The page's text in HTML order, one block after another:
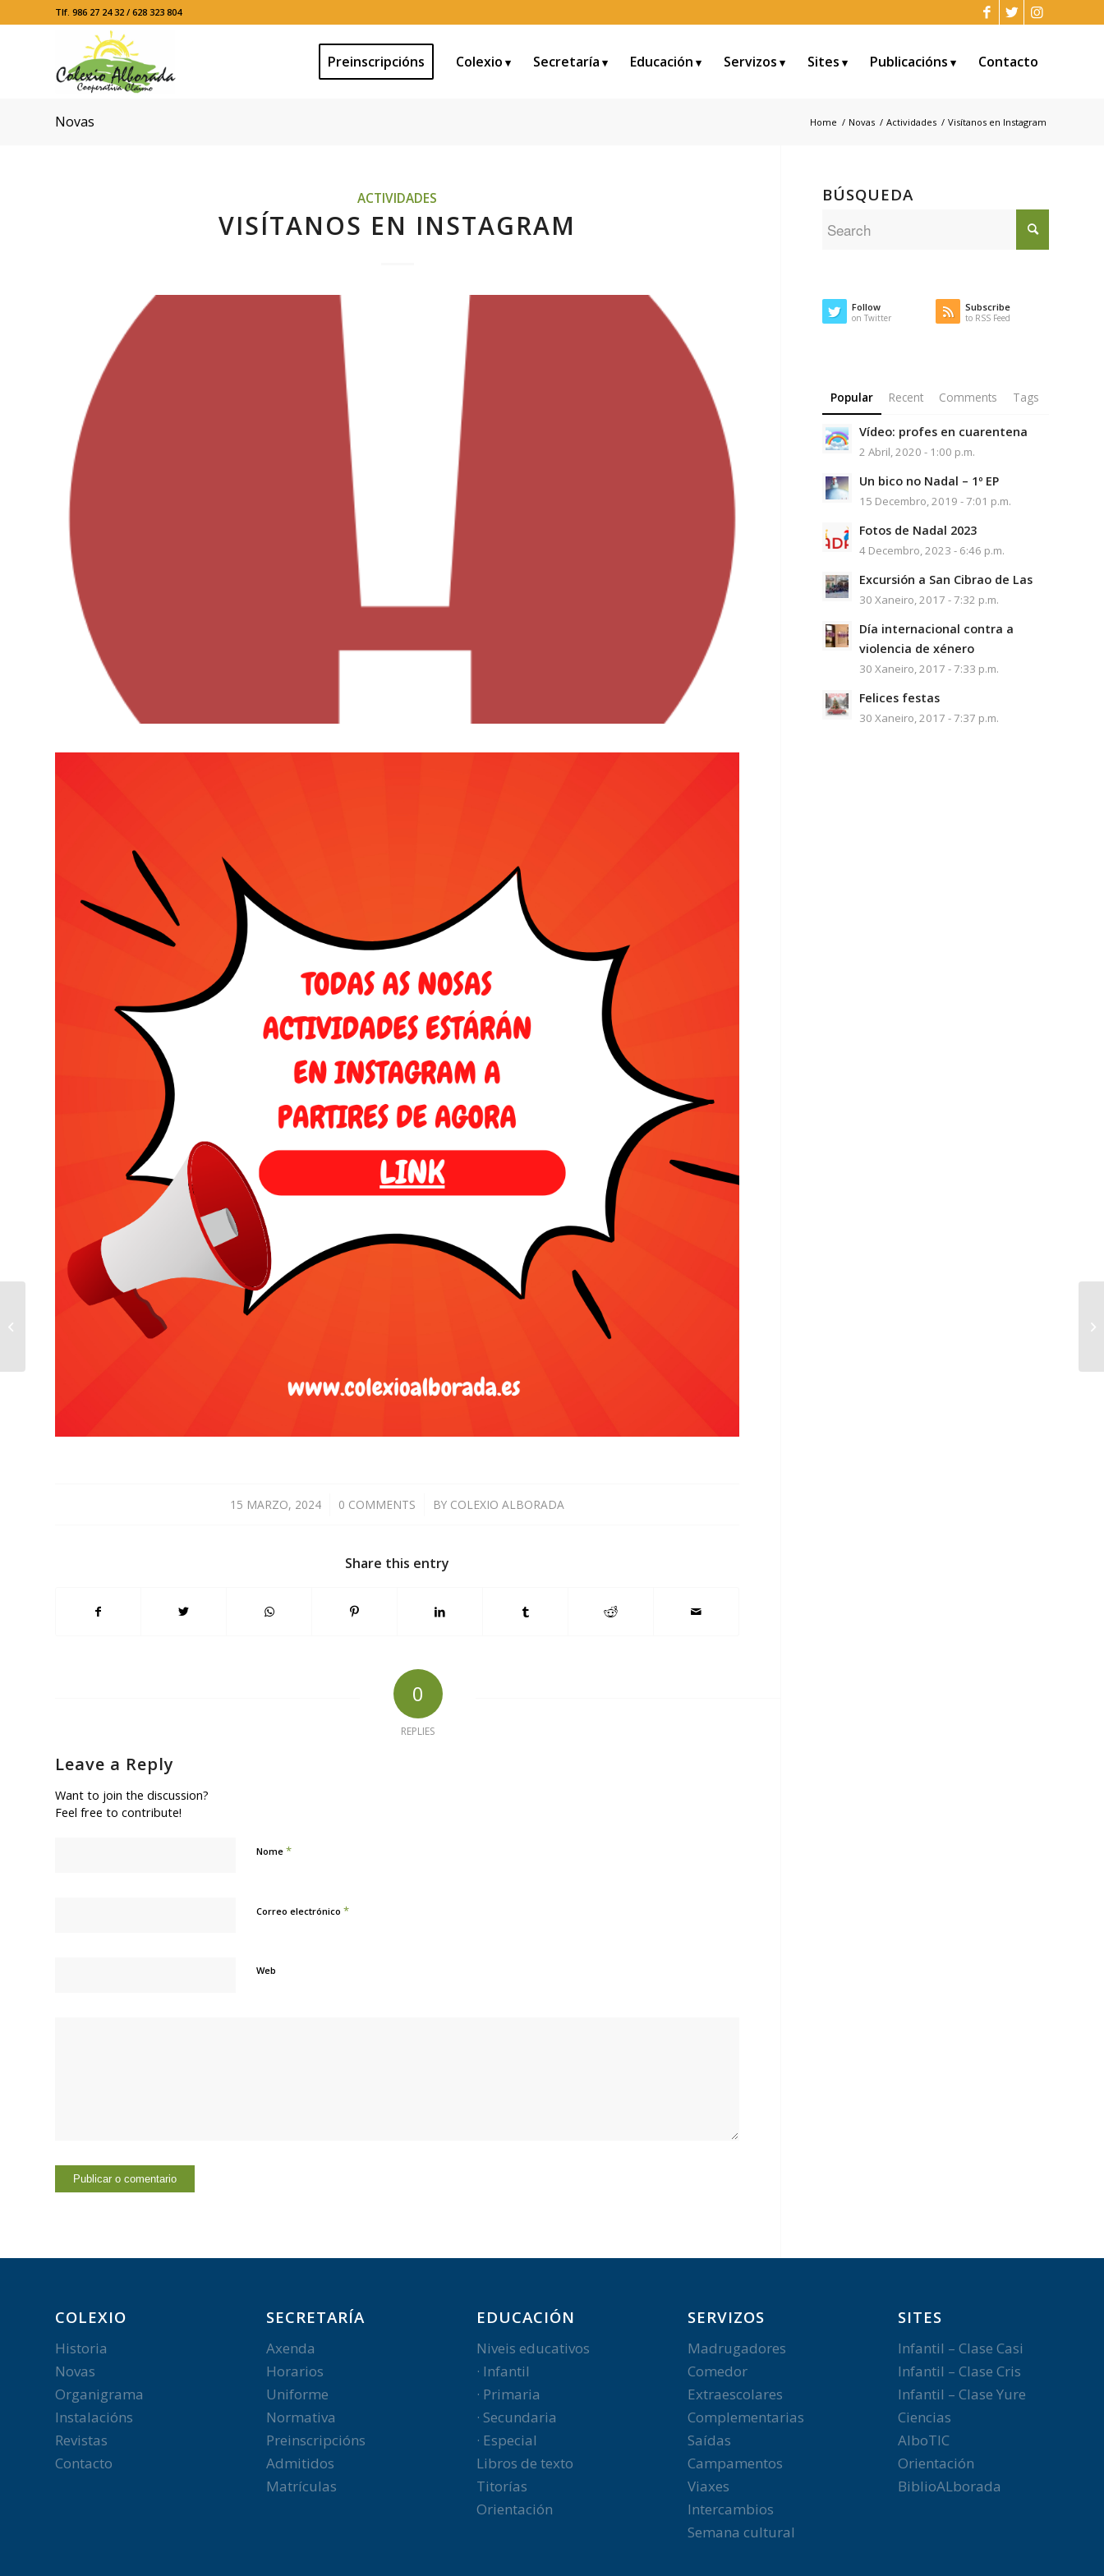
Tlf. 986 27 24 32 / 628 323 804
Preinscripcións Colexio Secretaría Educación Servizos Sites Publicacións Contacto
Novas Home / Novas / Actividades / Visítanos en Instagram
ACTIVIDADES
VISÍTANOS EN INSTAGRAM
15 MARZO, 2024
/ 0 COMMENTS
/ BY COLEXIO ALBORADA
Share this entry
0
REPLIES
Leave a Reply
Want to join the discussion?
Feel free to contribute!
Nome *
Correo electrónico *
Web
BÚSQUEDA
Follow
on Twitter
Subscribe
to RSS Feed
Popular Recent Comments Tags
Vídeo: profes en cuarentena
2 Abril, 2020 - 1:00 p.m.
Un bico no Nadal – 1º EP
15 Decembro, 2019 - 7:01 p.m.
Fotos de Nadal 2023
4 Decembro, 2023 - 6:46 p.m.
Excursión a San Cibrao de Las
30 Xaneiro, 2017 - 7:32 p.m.
Día internacional contra a
violencia de xénero
30 Xaneiro, 2017 - 7:33 p.m.
Felices festas
30 Xaneiro, 2017 - 7:37 p.m.
COLEXIO
Historia
Novas
Organigrama
Instalacións
Revistas
Contacto
SECRETARÍA
Axenda
Horarios
Uniforme
Normativa
Preinscripcións
Admitidos
Matrículas
EDUCACIÓN
Niveis educativos
· Infantil
· Primaria
· Secundaria
· Especial
Libros de texto
Titorías
Orientación
SERVIZOS
Madrugadores
Comedor
Extraescolares
Complementarias
Saídas
Campamentos
Viaxes
Intercambios
Semana cultural
SITES
Infantil – Clase Casi
Infantil – Clase Cris
Infantil – Clase Yure
Ciencias
AlboTIC
Orientación
BiblioALborada